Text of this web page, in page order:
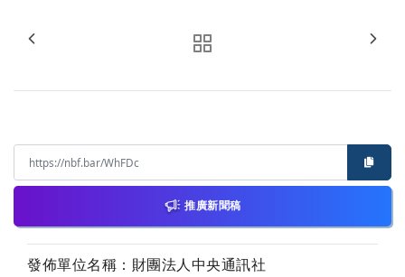
推廣新聞稿
發佈單位名稱：財團法人中央通訊社